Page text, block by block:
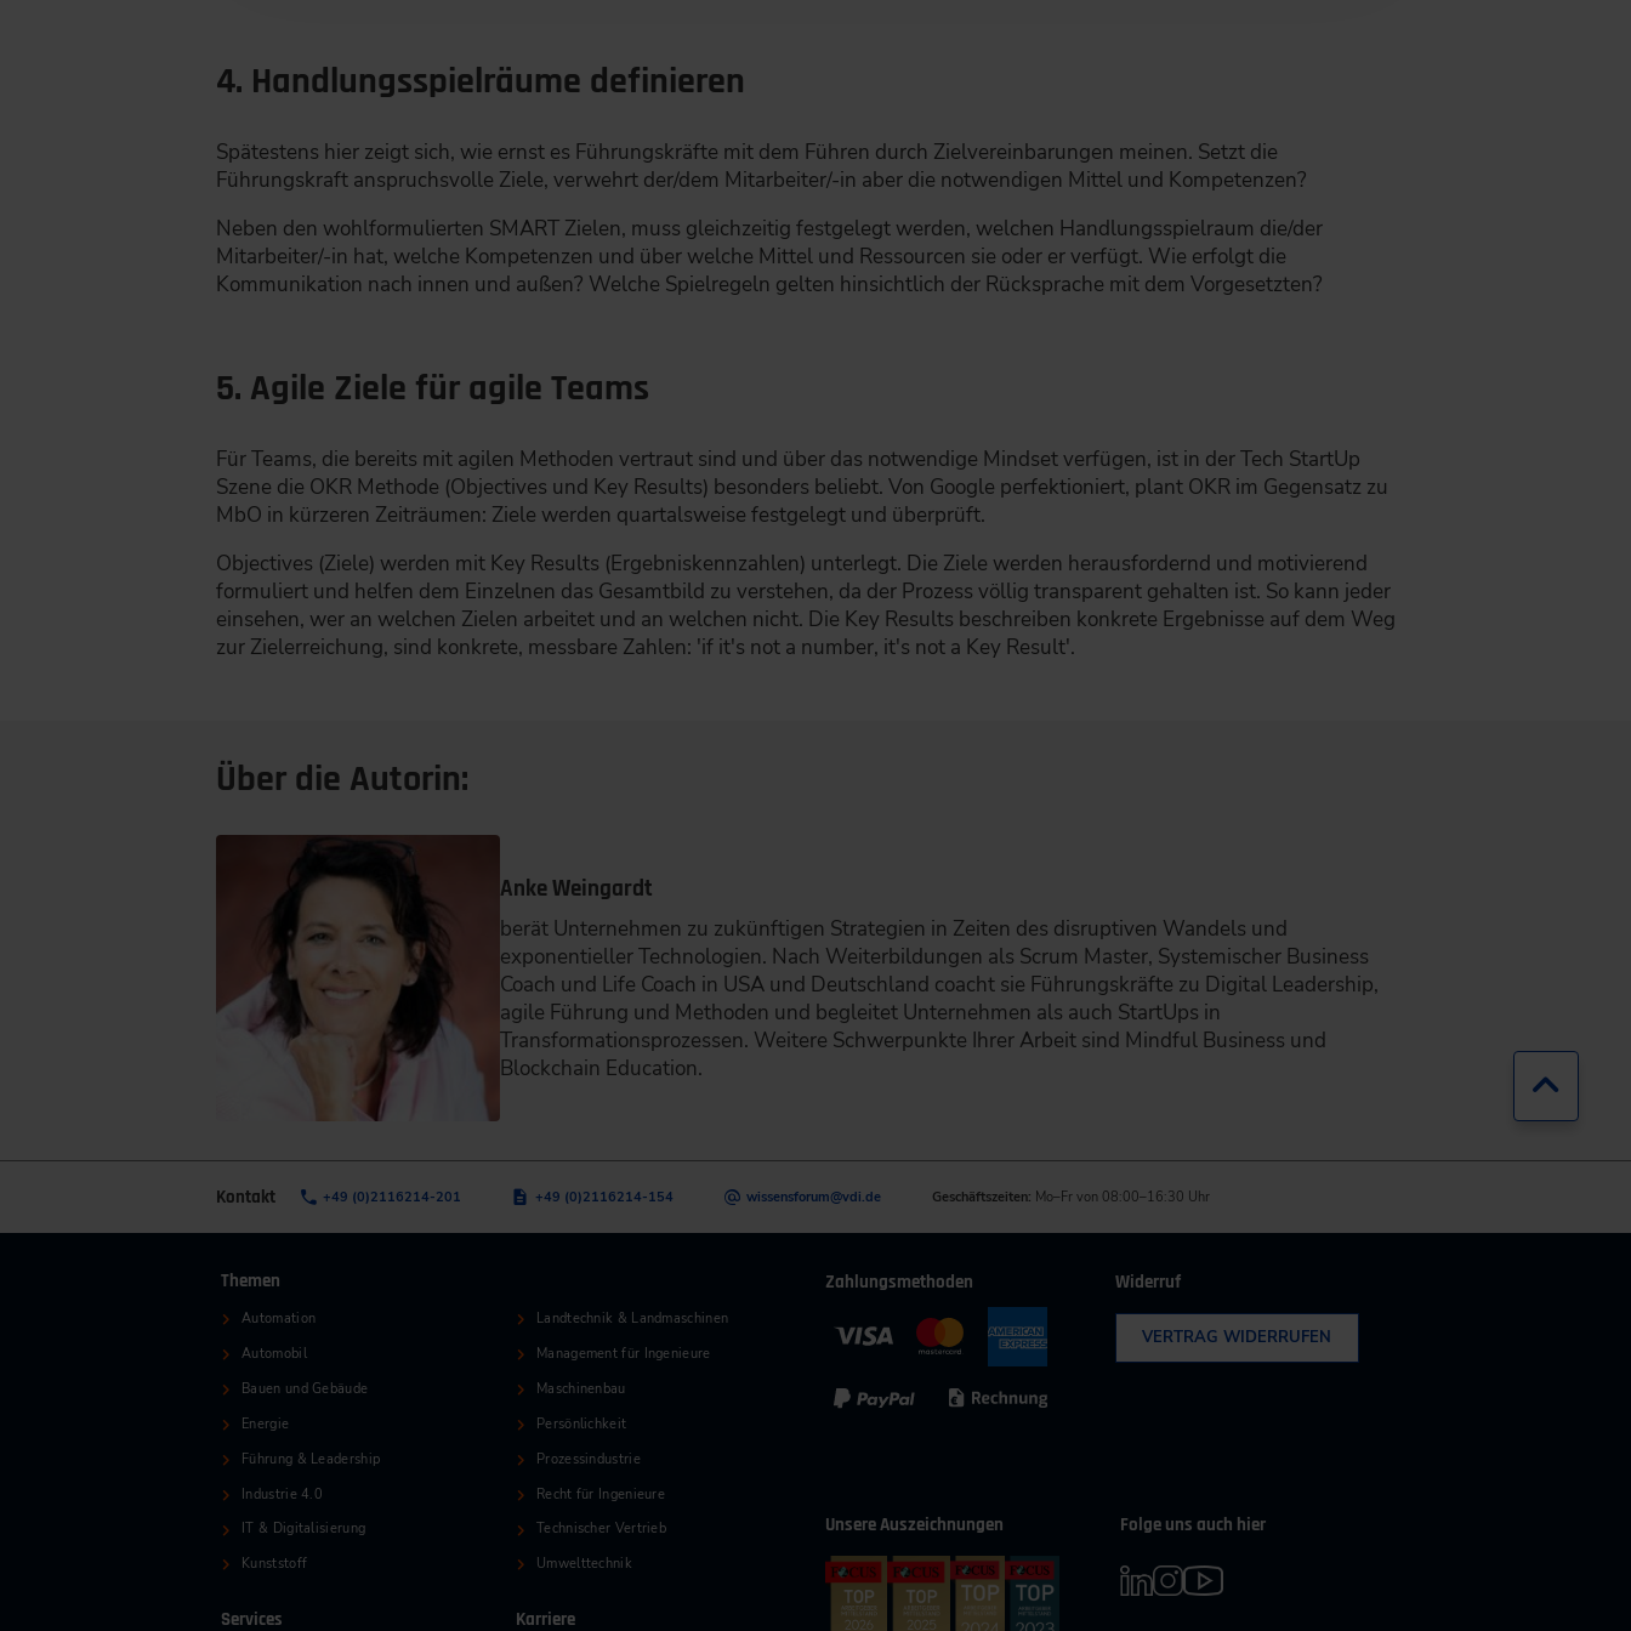
4. Handlungsspielräume definieren
Spätestens hier zeigt sich, wie ernst es Führungskräfte mit dem Führen durch Zielvereinbarungen meinen. Setzt die
Führungskraft anspruchsvolle Ziele, verwehrt der/dem Mitarbeiter/-in aber die notwendigen Mittel und Kompetenzen?
Neben den wohlformulierten SMART Zielen, muss gleichzeitig festgelegt werden, welchen Handlungsspielraum die/der
Mitarbeiter/-in hat, welche Kompetenzen und über welche Mittel und Ressourcen sie oder er verfügt. Wie erfolgt die
Kommunikation nach innen und außen? Welche Spielregeln gelten hinsichtlich der Rücksprache mit dem Vorgesetzten?
5. Agile Ziele für agile Teams
Für Teams, die bereits mit agilen Methoden vertraut sind und über das notwendige Mindset verfügen, ist in der Tech StartUp
Szene die OKR Methode (Objectives und Key Results) besonders beliebt. Von Google perfektioniert, plant OKR im Gegensatz zu
MbO in kürzeren Zeiträumen: Ziele werden quartalsweise festgelegt und überprüft.
Objectives (Ziele) werden mit Key Results (Ergebniskennzahlen) unterlegt. Die Ziele werden herausfordernd und motivierend
formuliert und helfen dem Einzelnen das Gesamtbild zu verstehen, da der Prozess völlig transparent gehalten ist. So kann jeder
einsehen, wer an welchen Zielen arbeitet und an welchen nicht. Die Key Results beschreiben konkrete Ergebnisse auf dem Weg
zur Zielerreichung, sind konkrete, messbare Zahlen: 'if it's not a number, it's not a Key Result'.
Über die Autorin:
Anke Weingardt
berät Unternehmen zu zukünftigen Strategien in Zeiten des disruptiven Wandels und
exponentieller Technologien. Nach Weiterbildungen als Scrum Master, Systemischer Business
Coach und Life Coach in USA und Deutschland coacht sie Führungskräfte zu Digital Leadership,
agile Führung und Methoden und begleitet Unternehmen als auch StartUps in
Transformationsprozessen. Weitere Schwerpunkte Ihrer Arbeit sind Mindful Business und
Blockchain Education.
Kontakt +49 (0)2116214-201 +49 (0)2116214-154 wissensforum@vdi.de Geschäftszeiten: Mo–Fr von 08:00–16:30 Uhr
Themen
Automation
Automobil
Bauen und Gebäude
Energie
Führung & Leadership
Industrie 4.0
IT & Digitalisierung
Kunststoff
Landtechnik & Landmaschinen
Management für Ingenieure
Maschinenbau
Persönlichkeit
Prozessindustrie
Recht für Ingenieure
Technischer Vertrieb
Umwelttechnik
Services Karriere
Zahlungsmethoden Widerruf
VERTRAG WIDERRUFEN
Unsere Auszeichnungen Folge uns auch hier